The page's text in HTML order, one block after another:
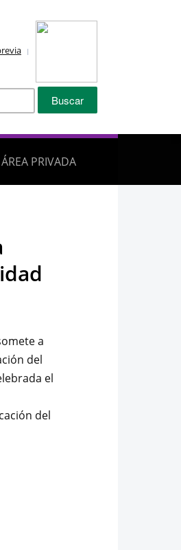
Buscar:
ÁREA PRIVADA
a
del
el
del